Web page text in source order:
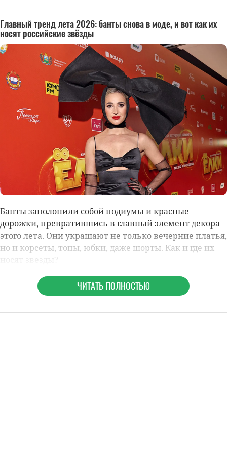
Главный тренд лета 2026: банты снова в моде, и вот как их
носят российские звёзды
Банты заполонили собой подиумы и красные
дорожки, превратившись в главный элемент декора
этого лета. Они украшают не только вечерние платья,
но и корсеты, топы, юбки, даже шорты. Как и где их
носят звезды?
ЧИТАТЬ ПОЛНОСТЬЮ